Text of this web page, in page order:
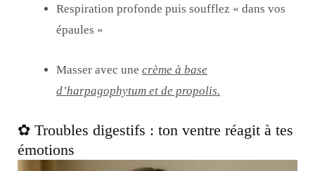
Respiration profonde puis soufflez « dans vos
épaules »
Masser avec une crème à base
d’harpagophytum et de propolis.
✿ Troubles digestifs : ton ventre réagit à tes
émotions